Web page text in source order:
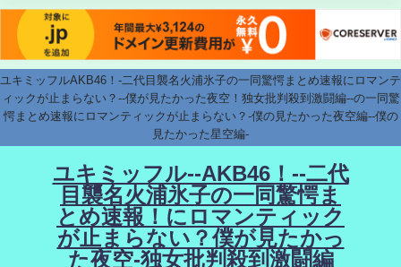
ユキミッフルAKB46！-二代目襲名火浦氷子の一同驚愕まとめ速報にロマンテ
ィックが止まらない？--僕が見たかった夜空！独女批判殺到激闘編--の一同驚
愕まとめ速報にロマンティックが止まらない？-僕の見たかった夜空編--僕の
見たかった星空編-
ユキミッフル--AKB46！--二代
目襲名火浦氷子の一同驚愕ま
とめ速報！にロマンティック
が止まらない？僕が見たかっ
た夜空-独女批判殺到激闘編